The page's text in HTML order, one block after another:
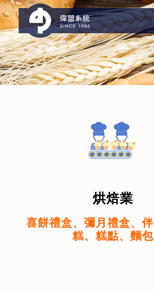
烘焙業
喜餅禮盒、彌月禮盒、
糕、糕點、麵包